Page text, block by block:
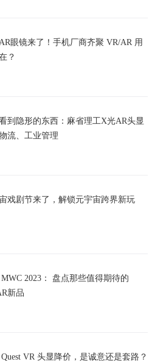
眼镜来了！手机厂商齐聚 VR/AR 用
？
到隐形的东西：麻省理工X光AR头显
流、工业管理
戏剧节来了，解锁元宇宙跨界新玩
2023： 盘点那些值得期待的
新品
Quest VR 头显降价，是诚意还是套路？